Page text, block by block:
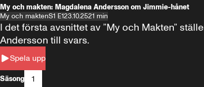
My och makten: Magdalena Andersson om Jimmie-hånet
My och maktenS1 E123.10.2521 min
Spela upp
I det första avsnittet av ”My och Makten”
Andersson till svars.
Säsong 1